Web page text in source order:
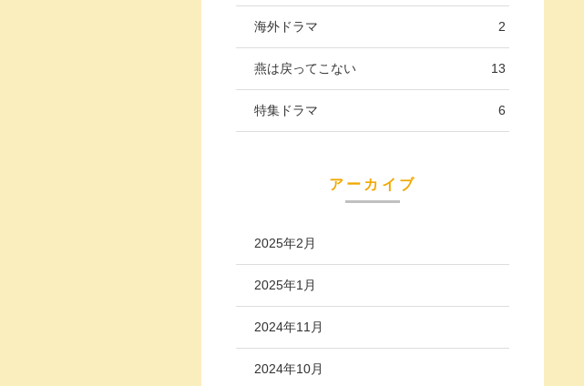
海外ドラマ 2
燕は戻ってこない 13
特集ドラマ 6
アーカイブ
2025年2月
2025年1月
2024年11月
2024年10月